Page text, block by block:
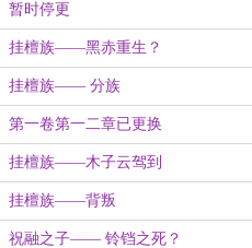
暂时停更
挂檀族——黑赤重生？
挂檀族—— 分族
第一卷第一二章已更换
挂檀族——木子云驾到
挂檀族——背叛
祝融之子—— 铃铛之死？